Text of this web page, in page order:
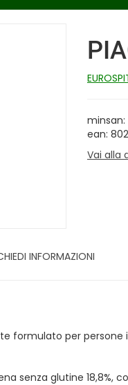
minsan:
ean:
Vai alla
INFORMAZIONI
formulato per persone
senza glutine